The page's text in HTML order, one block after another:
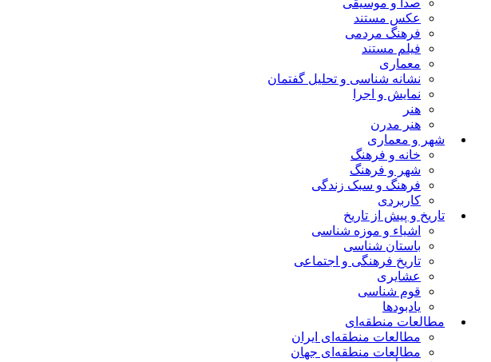
صدا و موسیقی
عکس مستند
فرهنگ مردمی
فیلم مستند
معماری
نشانه شناسی و تحلیل گفتمان
نمایش و اجرا
هنر
هنر مدرن
شهر و معماری
خانه و فرهنگ
شهر و فرهنگ
فرهنگ و سبک زندگی
کاربردی
تاریخ و پیش از تاریخ
اشیاء و موزه شناسی
باستان شناسی
تاریخ فرهنگی و اجتماعی
عشایری
قوم شناسی
یادبودها
مطالعات منطقه‌ای
مطالعات منطقه‌ای ایران
مطالعات منطقه‌ای جهان